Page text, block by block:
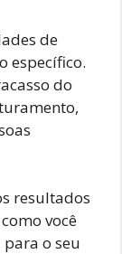
de
específico.
do
resultados
você
o seu